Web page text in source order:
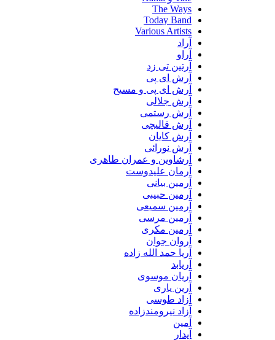
The Ways
Today Band
Various Artists
آرتین تی زد
آرش ای پی
آرش ای پی و مسیح
آرش جلالی
آرش رستمی
آرش قالیچی
آرش کایان
آرش نورائی
آرشاوین و عمران طاهری
آرمان علیدوست
آرمین بیانی
آرمین حبیبی
آرمین سمیعی
آرمین مرسی
آرمین مکری
آروان جوان
آریا حمد الله زاده
آریان موسوی
آرین یاری
آزاد طوسی
آزاد نیرومندزاده